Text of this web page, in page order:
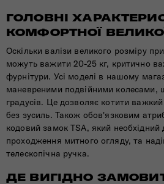
ГОЛОВНІ
КОМФОРТНОЇ
Оскільки валізи великого розміру
можуть важити 20-25 кг, критично
фурнітури. Усі моделі в нашому
маневреними подвійними колесами,
градусів. Це дозволяє котити
без зусиль. Також обов'язковим
кодовий замок TSA, який необхідний
проходження митного огляду, та
телескопічна ручка.
ДЕ ВИГІДНО